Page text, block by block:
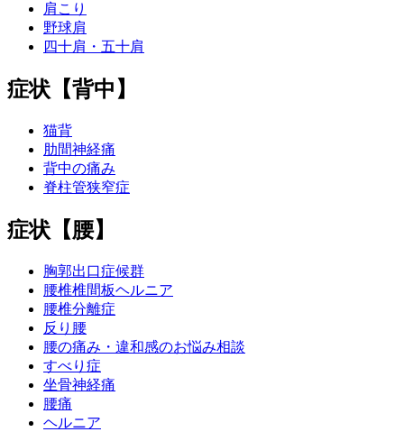
肩こり
野球肩
四十肩・五十肩
症状【背中】
猫背
肋間神経痛
背中の痛み
脊柱管狭窄症
症状【腰】
胸郭出口症候群
腰椎椎間板ヘルニア
腰椎分離症
反り腰
腰の痛み・違和感のお悩み相談
すべり症
坐骨神経痛
腰痛
ヘルニア